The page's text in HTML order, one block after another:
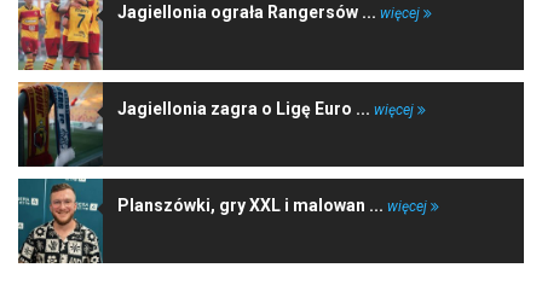
Jagiellonia ograła Rangersów ... więcej
Jagiellonia zagra o Ligę Euro ... więcej
Planszówki, gry XXL i malowan ... więcej